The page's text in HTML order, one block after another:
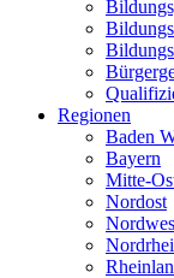
Regionen
Baden
Bayern
Mitte-
Nordost